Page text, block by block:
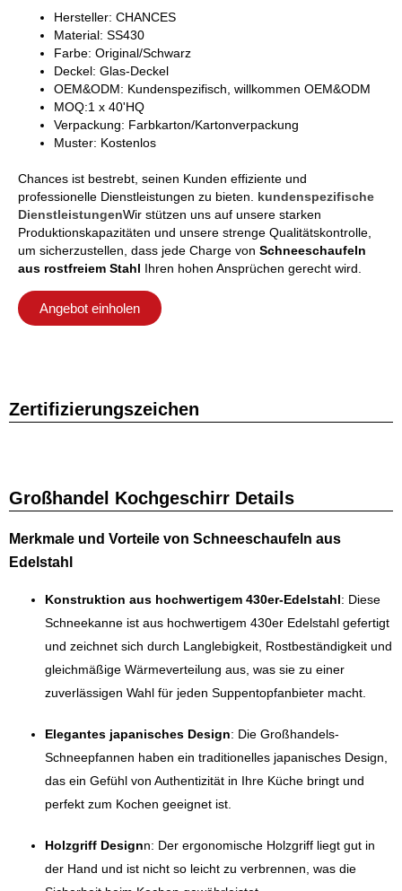
Hersteller: CHANCES
Material: SS430
Farbe: Original/Schwarz
Deckel: Glas-Deckel
OEM&ODM: Kundenspezifisch, willkommen OEM&ODM
MOQ:1 x 40'HQ
Verpackung: Farbkarton/Kartonverpackung
Muster: Kostenlos
Chances ist bestrebt, seinen Kunden effiziente und
professionelle Dienstleistungen zu bieten. kundenspezifische
DienstleistungenWir stützen uns auf unsere starken
Produktionskapazitäten und unsere strenge Qualitätskontrolle,
um sicherzustellen, dass jede Charge von Schneeschaufeln
aus rostfreiem Stahl Ihren hohen Ansprüchen gerecht wird.
Angebot einholen
Zertifizierungszeichen
Großhandel Kochgeschirr Details
Merkmale und Vorteile von Schneeschaufeln aus
Edelstahl
Konstruktion aus hochwertigem 430er-Edelstahl: Diese
Schneekanne ist aus hochwertigem 430er Edelstahl gefertigt
und zeichnet sich durch Langlebigkeit, Rostbeständigkeit und
gleichmäßige Wärmeverteilung aus, was sie zu einer
zuverlässigen Wahl für jeden Suppentopfanbieter macht.
Elegantes japanisches Design: Die Großhandels-
Schneepfannen haben ein traditionelles japanisches Design,
das ein Gefühl von Authentizität in Ihre Küche bringt und
perfekt zum Kochen geeignet ist.
Holzgriff Designn: Der ergonomische Holzgriff liegt gut in
der Hand und ist nicht so leicht zu verbrennen, was die